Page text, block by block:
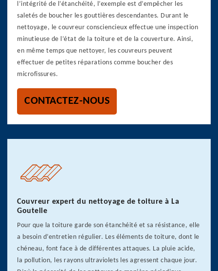
l’intégrité de l’étanchéité, l’exemple est d’empêcher les
saletés de boucher les gouttières descendantes. Durant le
nettoyage, le couvreur consciencieux effectue une inspection
minutieuse de l’état de la toiture et de la couverture. Ainsi,
en même temps que nettoyer, les couvreurs peuvent
effectuer de petites réparations comme boucher des
microfissures.
CONTACTEZ-NOUS
Couvreur expert du nettoyage de toiture à La
Goutelle
Pour que la toiture garde son étanchéité et sa résistance, elle
a besoin d’entretien régulier. Les éléments de toiture, dont le
chéneau, font face à de différentes attaques. La pluie acide,
la pollution, les rayons ultraviolets les agressent chaque jour.